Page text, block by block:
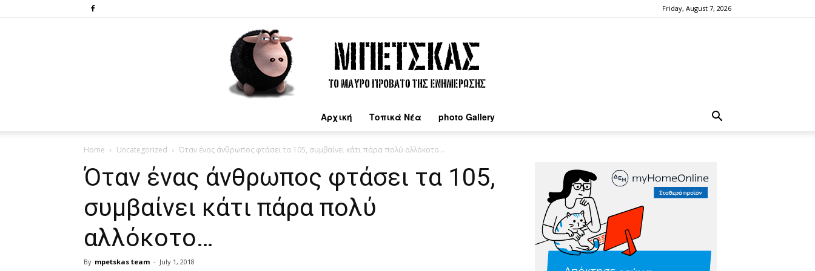
Friday, August 7, 2026
Αρχική Τοπικά Νέα photo Gallery
Home Uncategorized Όταν ένας άνθρωπος φτάσει τα 105, συμβαίνει κάτι πάρα πολύ αλλόκοτο…
Όταν ένας άνθρωπος φτάσει τα 105,
συμβαίνει κάτι πάρα πολύ
αλλόκοτο…
By mpetskas team - July 1, 2018